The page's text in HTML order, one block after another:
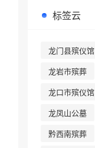
标签云
龙门县殡仪馆
龙岩市殡葬
龙口市殡仪馆
龙凤山公墓
黔西南殡葬